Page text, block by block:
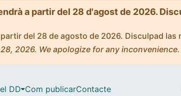
a partir del 28 d'agost de 2026.
del 28 de agosto de 2026. Disculpad las
2026. We apologize for any inconvenience.
DD Com publicarContacte